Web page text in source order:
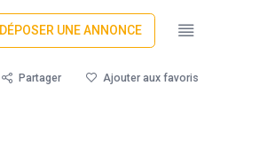
DÉPOSER UNE ANNONCE
Partager Ajouter aux favoris